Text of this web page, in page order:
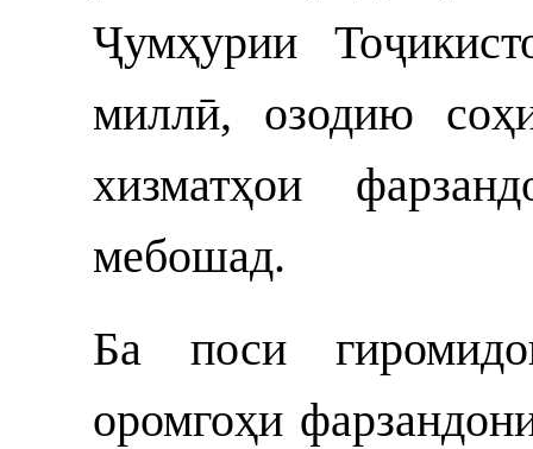
Ҷумҳурии
миллӣ, озодию
хизматҳои
мебошад.
Ба поси
оромгоҳи